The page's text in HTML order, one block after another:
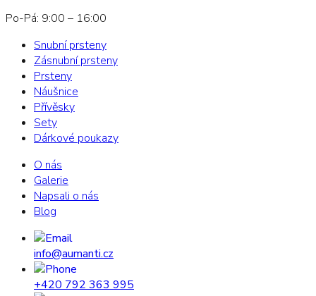
Po-Pá: 9:00 – 16:00
Snubní prsteny
Zásnubní prsteny
Prsteny
Náušnice
Přívěsky
Sety
Dárkové poukazy
O nás
Galerie
Napsali o nás
Blog
info@aumanti.cz
+420 792 363 995